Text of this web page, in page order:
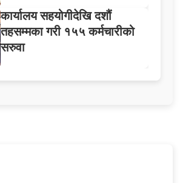
कार्यालय सहयोगीदेखि दशौं
तहसम्मका गरी १५५ कर्मचारीको
सरुवा